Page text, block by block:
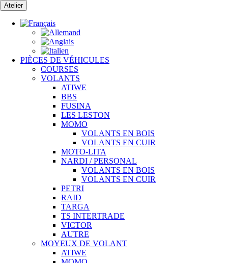
Passer
au
contenu
Atelier
PIÈCES DE VÉHICULES
COURSES
VOLANTS
ATIWE
BBS
FUSINA
LES LESTON
MOMO
VOLANTS EN BOIS
VOLANTS EN CUIR
MOTO-LITA
NARDI / PERSONAL
VOLANTS EN BOIS
VOLANTS EN CUIR
PETRI
RAID
TARGA
TS INTERTRADE
VICTOR
AUTRE
MOYEUX DE VOLANT
ATIWE